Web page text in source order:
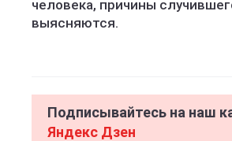
человека, причины
выясняются.
Подписывайтесь на наш
Яндекс Дзен